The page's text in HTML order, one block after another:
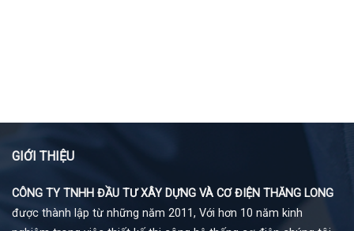
GIỚI THIỆU
CÔNG TY TNHH ĐẦU TƯ XÂY DỰNG VÀ CƠ ĐIỆN THĂNG LONG
được thành lập từ những năm 2011, Với hơn 10 năm kinh